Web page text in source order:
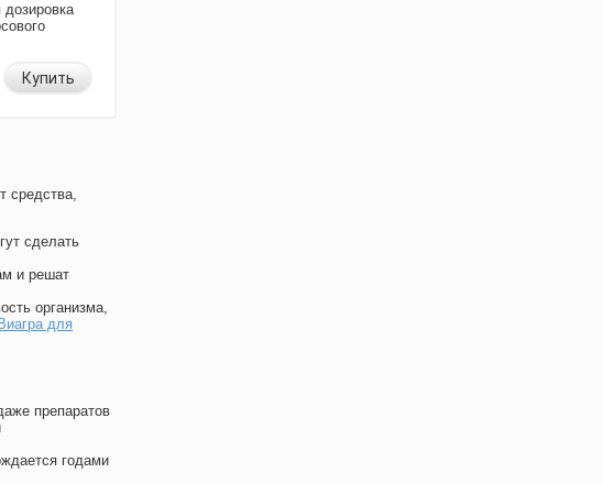
дозировка
Купить
средства,
сделать
и решат
организма,
Виагра для
препаратов
годами